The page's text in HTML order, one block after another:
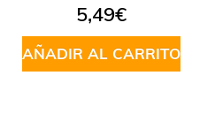
5,49€
AÑADIR AL CARRITO